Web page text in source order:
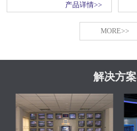
产品详情>>
MORE>>
解决方案